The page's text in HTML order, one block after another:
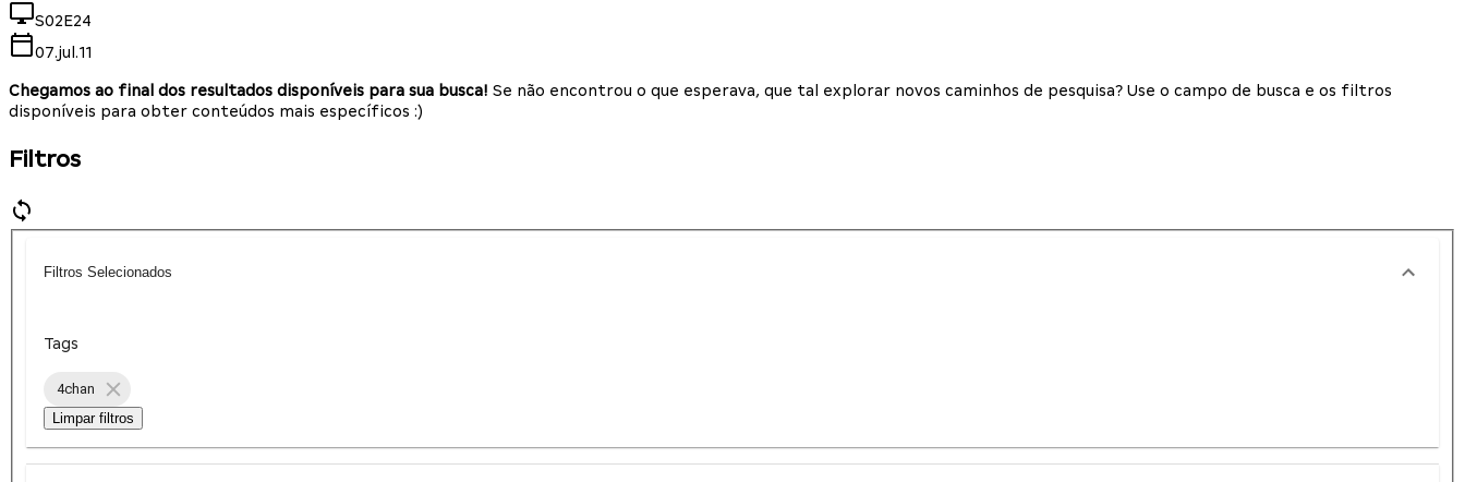
S02E24
07.jul.11
Chegamos ao final dos resultados disponíveis para sua busca! Se não encontrou o que esperava, que tal explorar novos caminhos de pesquisa? Use o campo de busca e os filtros
disponíveis para obter conteúdos mais específicos :)
Filtros
Filtros Selecionados
Tags
4chan
Limpar filtros